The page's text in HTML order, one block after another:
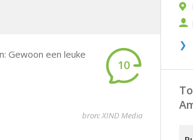
Gewoon een leuke
10
bron: XIND Media